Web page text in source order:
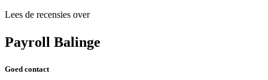
Lees de recensies over
Payroll Balinge
Goed contact